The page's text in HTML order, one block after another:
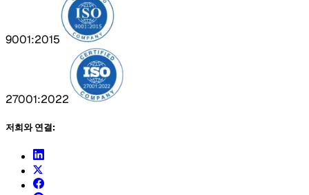
9001:2015
27001:2022
저희와 연결: